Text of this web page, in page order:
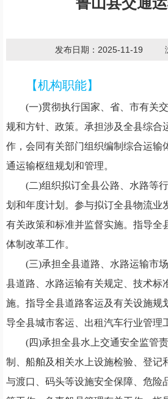
发布日期：2025-11-19
【机构职能】
(一)贯彻执行国家、省、市有关
规和方针、政策。承担涉及全县综合
作，会同有关部门组织编制综合运输
通运输枢纽规划和管理。
(二)组织拟订全县公路、水路等
划和年度计划。参与拟订全县物流业
有关政策和标准并监督实施。指导全
体制改革工作。
(三)承担全县道路、水路运输市
县道路、水路运输有关规定、技术标
施。指导全县道路客运及有关设施规
导全县城市客运、出租汽车行业管理
(四)承担全县水上交通安全监管
制、船舶及相关水上设施检验、登记
与渡口、码头等设施安全保障、危险